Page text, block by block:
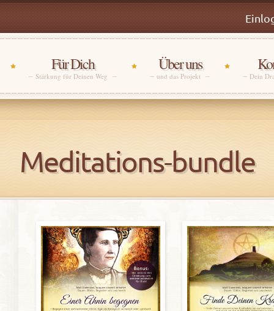
Für Dich
Stärkung für Deinen Weg
Über uns
und das Projekt Dein
Meditations-bundle